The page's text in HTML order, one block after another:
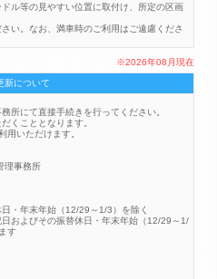
ル等の見やすい位置に取付け、所定の区画
い。なお、満車時のご利用はご遠慮くださ
※2026年08月現在
新について
所にて直接手続きを行ってください。
くこととなります。
用いただけます。
理事務所
・年末年始（12/29～1/3）を除く
およびその振替休日・年末年始（12/29～1/
す